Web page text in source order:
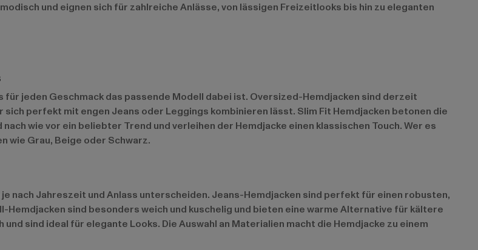
und eignen sich für zahlreiche Anlässe, von lässigen Freizeitlooks bis hin zu eleganten
jeden Geschmack das passende Modell dabei ist. Oversized-Hemdjacken sind derzeit
perfekt mit engen Jeans oder Leggings kombinieren lässt. Slim Fit Hemdjacken betonen die
wie vor ein beliebter Trend und verleihen der Hemdjacke einen klassischen Touch. Wer es
wie Grau, Beige oder Schwarz.
nach Jahreszeit und Anlass unterscheiden. Jeans-Hemdjacken sind perfekt für einen robusten,
Hemdjacken sind besonders weich und kuschelig und bieten eine warme Alternative für kältere
sind ideal für elegante Looks. Die Auswahl an Materialien macht die Hemdjacke zu einem